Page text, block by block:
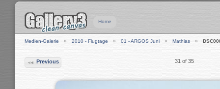
Home
Medien-Galerie 2010 - Flugtage 01 - ARGOS Juni Mathias
Previous 31 of 35